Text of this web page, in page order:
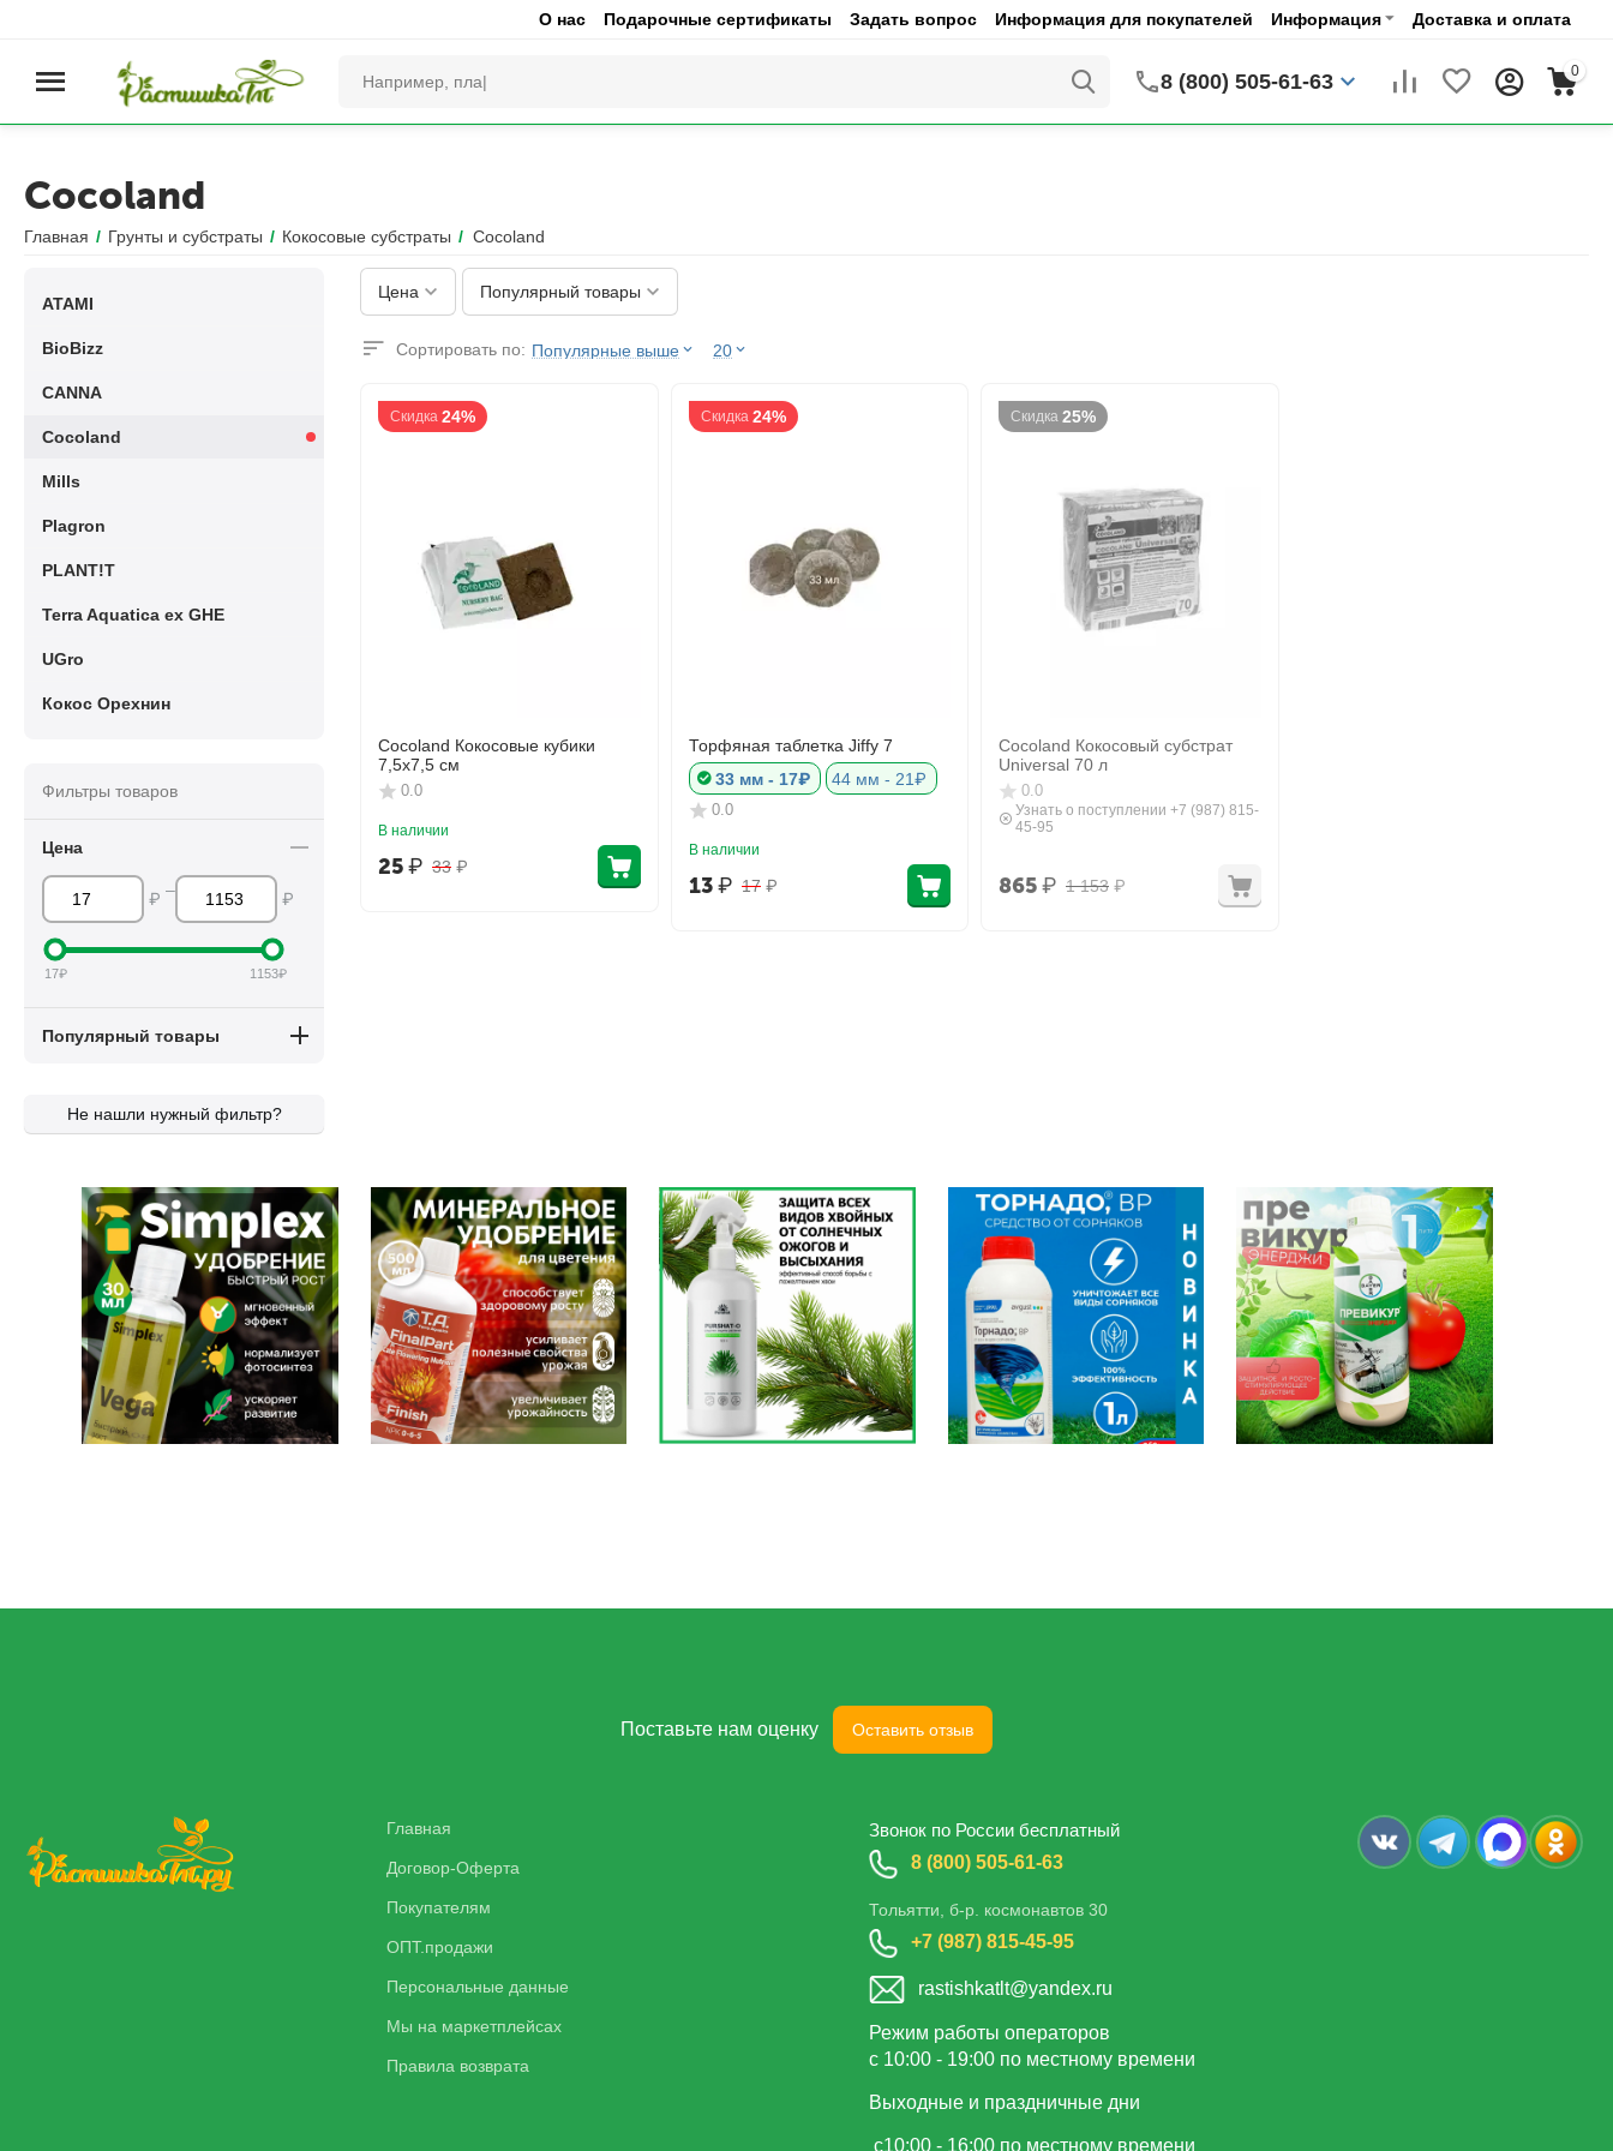
О нас Подарочные сертификаты Задать вопрос Информация для покупателей Информация Доставка и оплата
8 (800) 505-61-63 0
Cocoland
Главная / Грунты и субстраты / Кокосовые субстраты / Cocoland
Цена Популярный товары
Сортировать по: Популярные выше 20
Скидка 24%
Cocoland Кокосовые кубики
7,5х7,5 см
0.0
В наличии
33 ₽
25₽
Скидка 24%
Торфяная таблетка Jiffy 7
33 мм - 17₽
44 мм - 21₽
0.0
В наличии
17 ₽
13 ₽
Скидка 25%
Cocoland Кокосовый субстрат
Universal 70 л
0.0
Узнать о поступлении +7 (987) 815-
45-95
1 153 ₽
865₽
ATAMI
BioBizz
CANNA
Cocoland
Mills
Plagron
PLANT!T
Terra Aquatica ex GHE
UGro
Кокос Орехнин
Фильтры товаров
Цена
₽ – ₽
17₽ 1153₽
Популярный товары
Не нашли нужный фильтр?
Поставьте нам оценку Оставить отзыв
Главная
Договор-Оферта
Покупателям
ОПТ.продажи
Персональные данные
Мы на маркетплейсах
Правила возврата
Звонок по России бесплатный
8 (800) 505-61-63
Тольятти, б-р. космонавтов 30
+7 (987) 815-45-95
rastishkatlt@yandex.ru
Режим работы операторов
с 10:00 - 19:00 по местному времени
Выходные и праздничные дни
с10:00 - 16:00 по местному времени